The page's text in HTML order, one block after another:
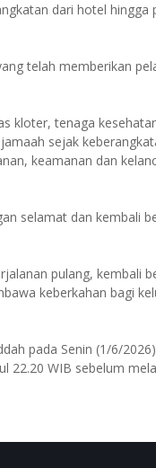
dari hotel hingga
telah memberikan
kloter, tenaga
sejak
keamanan dan
selamat dan kembali
pulang, kembali
keberkahan bagi
pada Senin (1/6/
22.20 WIB sebelum